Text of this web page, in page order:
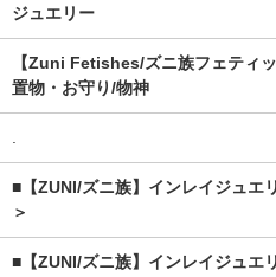
ジュエリー
【Zuni Fetishes/ズニ族フェティ
置物・お守り/物神
■【ZUNI/ズニ族】インレイジュエ
＞
■【ZUNI/ズニ族】インレイジュエ